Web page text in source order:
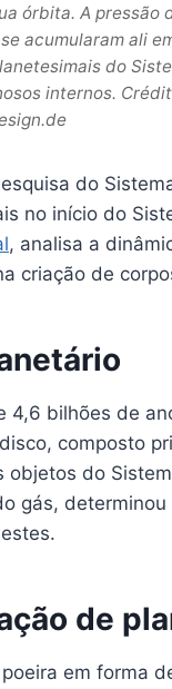
órbita. A pressão
acumularam ali
do
internos.
do
no início do
, analisa a
criação de
4,6 bilhões de
composto
do
gás,
de
em forma